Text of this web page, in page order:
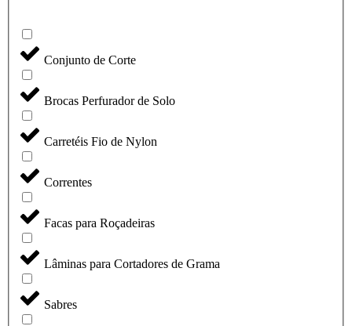
Conjunto de Corte
Brocas Perfurador de Solo
Carretéis Fio de Nylon
Correntes
Facas para Roçadeiras
Lâminas para Cortadores de Grama
Sabres